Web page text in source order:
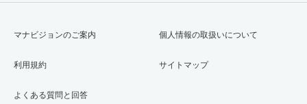
マナビジョンのご案内
利用規約
よくある質問と回答
個人情報の取扱いについて
サイトマップ